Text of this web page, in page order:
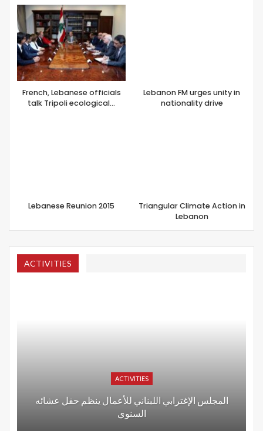
French, Lebanese officials
talk Tripoli ecological…
Lebanese Reunion 2015
Lebanon FM urges unity in
nationality drive
Triangular Climate Action in
Lebanon
ACTIVITIES
ACTIVITIES
المجلس الإغترابي اللبناني للأعمال ينظم حفل عشائه
السنوي